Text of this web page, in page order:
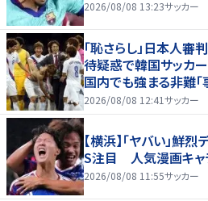
2026/08/08 13:23サッカー
「恥さらし」日本人
待疑惑で韓国サッカ
国内でも強まる非難
とになる」
2026/08/08 12:41サッカー
【横浜】「ヤバい」鮮
S注目 人気漫画キャ
2026/08/08 11:55サッカー